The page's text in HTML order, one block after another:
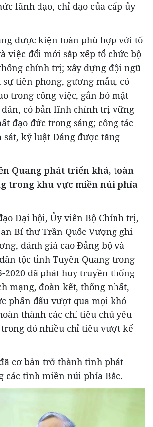
lãnh đạo, chỉ đạo của cấp ủy
được kiện toàn phù hợp với tổ
việc đổi mới sắp xếp tổ chức bộ
chính trị; xây dựng đội ngũ
tiên phong, gương mẫu, có
trong công việc, gắn bó mật
có bản lĩnh chính trị vững
đạo đức trong sáng; công tác
sát, kỷ luật Đảng được tăng
Quang phát triển khá, toàn
trong khu vực miền núi phía
Đại hội, Ủy viên Bộ Chính trị,
Bí thư Trần Quốc Vượng ghi
đánh giá cao Đảng bộ và
tộc tỉnh Tuyên Quang trong
2020 đã phát huy truyền thống
mạng, đoàn kết, thống nhất,
phấn đấu vượt qua mọi khó
thành các chỉ tiêu chủ yếu
đó nhiều chỉ tiêu vượt kế
cơ bản trở thành tỉnh phát
các tỉnh miền núi phía Bắc.